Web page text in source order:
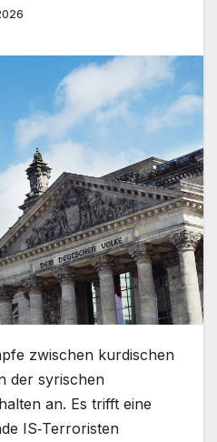
zwischen kurdischen
der syrischen
an. Es trifft eine
IS‑Terroristen